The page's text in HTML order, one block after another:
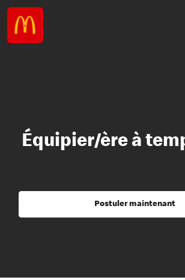
Équipier/ère à
Postuler maintenant